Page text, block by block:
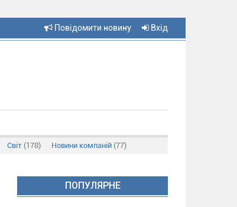
Повідомити новину Вхід
Світ (178) Новини компаній (77)
ПОПУЛЯРНЕ